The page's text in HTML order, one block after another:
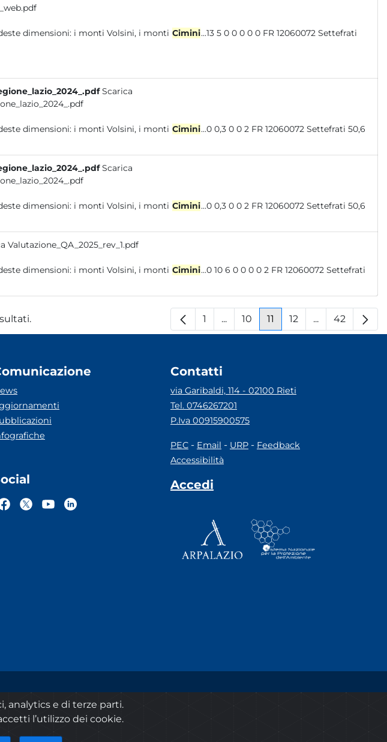
distinguere tre gruppi montuosi di modeste dimensioni: i monti Volsini, i monti Cimini...13 5 0 0 0 0 0 FR 12060072 Settefrati
Scarica
distinguere tre gruppi montuosi di modeste dimensioni: i monti Volsini, i monti Cimini...0 0,3 0 0 2 FR 12060072 Settefrati 50,6
Scarica
distinguere tre gruppi montuosi di modeste dimensioni: i monti Volsini, i monti Cimini...0 0,3 0 0 2 FR 12060072 Settefrati 50,6
Valutazione_QA_2025_rev_1.pdf
distinguere tre gruppi montuosi di modeste dimensioni: i monti Volsini, i monti Cimini...0 10 6 0 0 0 0 2 FR 12060072 Settefrati
Pagina
1 ...Pagine intermedie
Pagina
10 Pagina
11 Pagina
12 ...PaginePagina
42
Contatti
via Garibaldi, 114 - 02100 Rieti
Tel. 0746267201
P.Iva 00915900575
PEC - Email - URP - Feedback
Accessibilità
Accedi
analytics e di terze parti.
l’utilizzo dei cookie.